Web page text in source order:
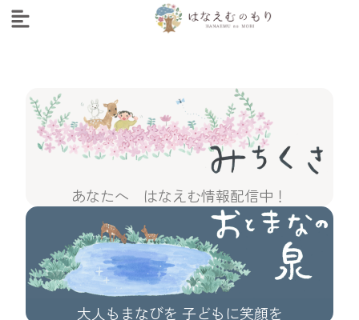
あなたへ はなえむ情報配信中！
大人もまなびを 子どもに笑顔を